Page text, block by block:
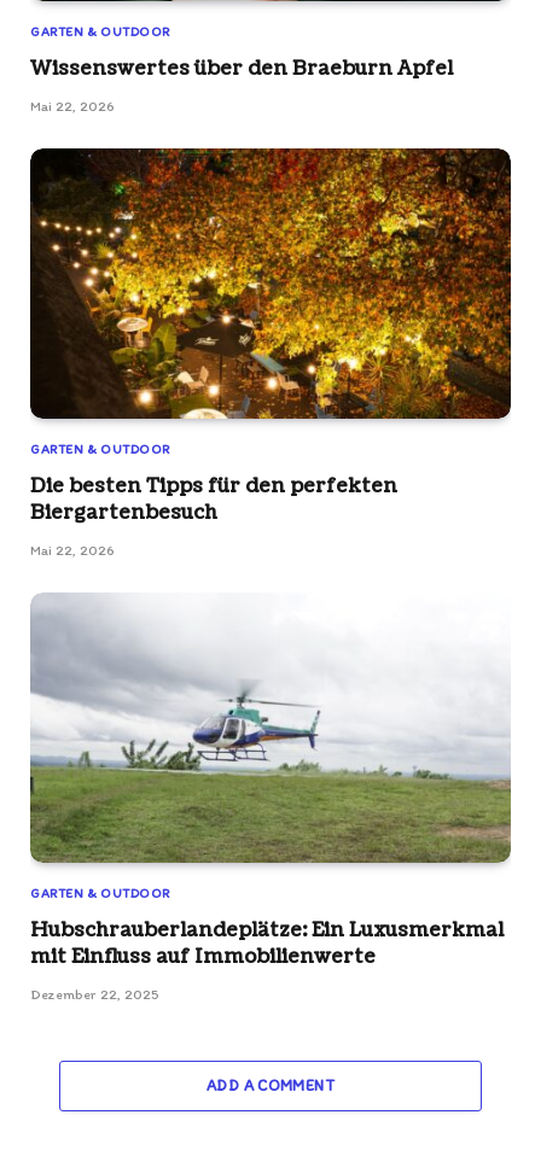
GARTEN & OUTDOOR
Wissenswertes über den Braeburn Apfel
Mai 22, 2026
GARTEN & OUTDOOR
Die besten Tipps für den perfekten
Biergartenbesuch
Mai 22, 2026
GARTEN & OUTDOOR
Hubschrauberlandeplätze: Ein Luxusmerkmal
mit Einfluss auf Immobilienwerte
Dezember 22, 2025
ADD A COMMENT